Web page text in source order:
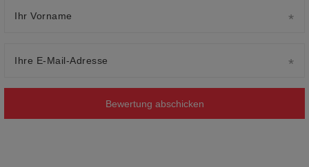
Ihr Vorname
Ihre E-Mail-Adresse
Bewertung abschicken